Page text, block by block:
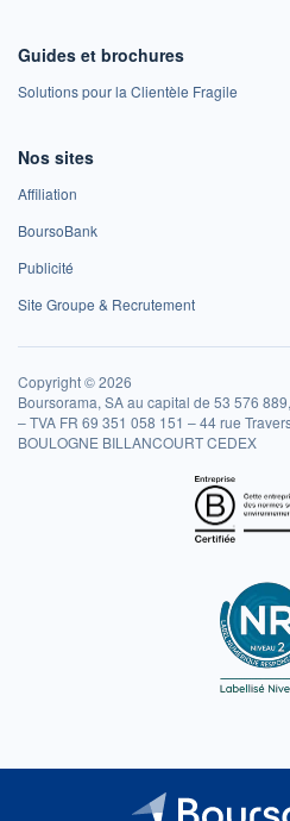
Guides et brochures
Solutions pour la Clientèle Fragile
Nos sites
Affiliation
BoursoBank
Publicité
Site Groupe & Recrutement
Copyright © 2026
Boursorama, SA au capital de 53 576
– TVA FR 69 351 058 151 – 44 rue
BOULOGNE BILLANCOURT CEDEX